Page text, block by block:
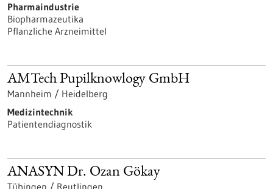
Pharmaindustrie
Biopharmazeutika
Pflanzliche Arzneimittel
AMTech Pupilknowlogy GmbH
Mannheim / Heidelberg
Medizintechnik
Patientendiagnostik
ANASYN Dr. Ozan Gökay
Tübingen / Reutlingen